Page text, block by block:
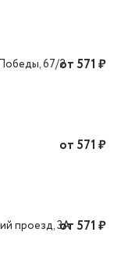
67/2от 571 ₽
от 571 ₽
проезд, 3Аот 571 ₽